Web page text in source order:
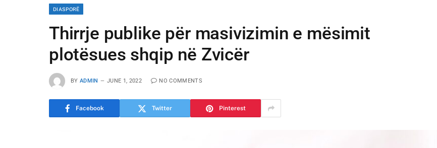
DIASPORË
Thirrje publike për masivizimin e mësimit
plotësues shqip në Zvicër
BY ADMIN JUNE 1, 2022 NO COMMENTS
Facebook Twitter Pinterest